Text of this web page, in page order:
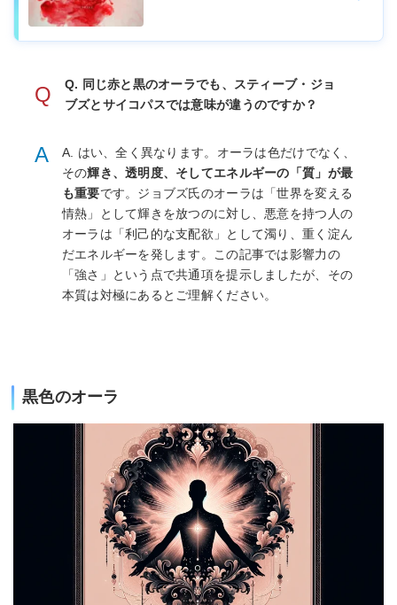
Q
Q. 同じ赤と黒のオーラでも、スティーブ・ジョ
ブズとサイコパスでは意味が違うのですか？
A
A. はい、全く異なります。オーラは色だけでなく、
その輝き、透明度、そしてエネルギーの「質」が最
も重要です。ジョブズ氏のオーラは「世界を変える
情熱」として輝きを放つのに対し、悪意を持つ人の
オーラは「利己的な支配欲」として濁り、重く淀ん
だエネルギーを発します。この記事では影響力の
「強さ」という点で共通項を提示しましたが、その
本質は対極にあるとご理解ください。
黒色のオーラ